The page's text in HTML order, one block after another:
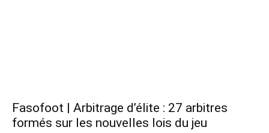
Fasofoot | Arbitrage d’élite : 27 arbitres
formés sur les nouvelles lois du jeu